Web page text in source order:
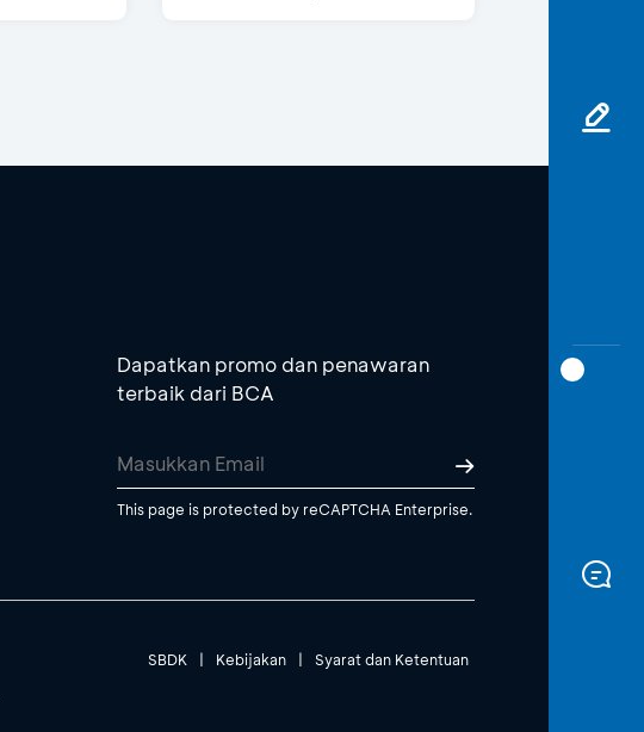
Dapatkan promo dan penawaran
terbaik dari BCA
This page is protected by reCAPTCHA Enterprise.
SBDK | Kebijakan | Syarat dan Ketentuan